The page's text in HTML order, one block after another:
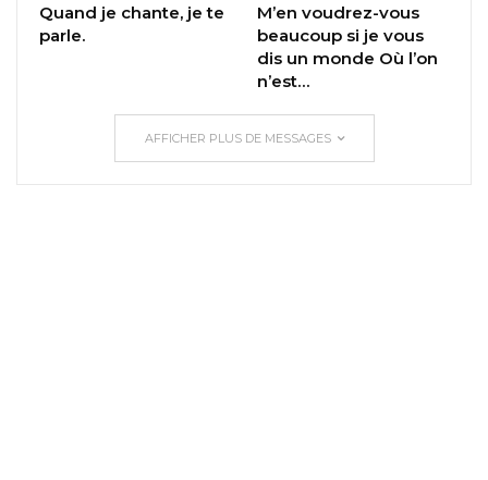
Quand je chante, je te
parle.
M’en voudrez-vous
beaucoup si je vous
dis un monde Où l’on
n’est…
AFFICHER PLUS DE MESSAGES